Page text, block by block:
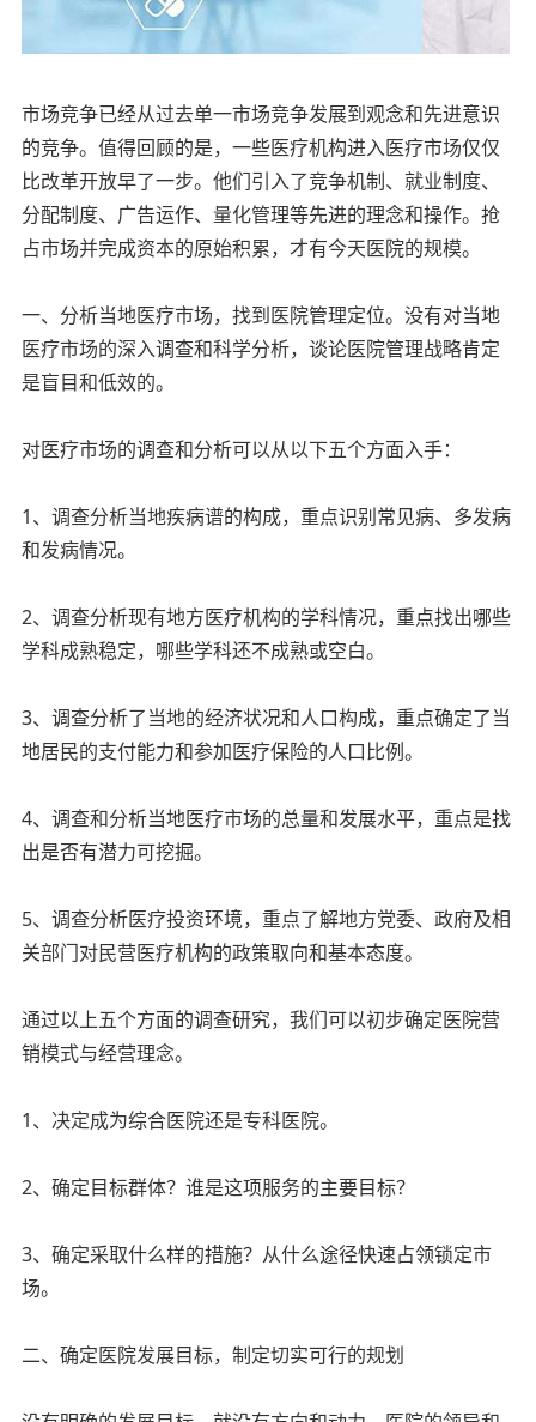
市场竞争已经从过去单一市场竞争发展到观念和先进意识
的竞争。值得回顾的是，一些医疗机构进入医疗市场仅仅
比改革开放早了一步。他们引入了竞争机制、就业制度、
分配制度、广告运作、量化管理等先进的理念和操作。抢
占市场并完成资本的原始积累，才有今天医院的规模。
一、分析当地医疗市场，找到医院管理定位。没有对当地
医疗市场的深入调查和科学分析，谈论医院管理战略肯定
是盲目和低效的。
对医疗市场的调查和分析可以从以下五个方面入手：
1、调查分析当地疾病谱的构成，重点识别常见病、多发病
和发病情况。
2、调查分析现有地方医疗机构的学科情况，重点找出哪些
学科成熟稳定，哪些学科还不成熟或空白。
3、调查分析了当地的经济状况和人口构成，重点确定了当
地居民的支付能力和参加医疗保险的人口比例。
4、调查和分析当地医疗市场的总量和发展水平，重点是找
出是否有潜力可挖掘。
5、调查分析医疗投资环境，重点了解地方党委、政府及相
关部门对民营医疗机构的政策取向和基本态度。
通过以上五个方面的调查研究，我们可以初步确定医院营
销模式与经营理念。
1、决定成为综合医院还是专科医院。
2、确定目标群体？谁是这项服务的主要目标？
3、确定采取什么样的措施？从什么途径快速占领锁定市
场。
二、确定医院发展目标，制定切实可行的规划